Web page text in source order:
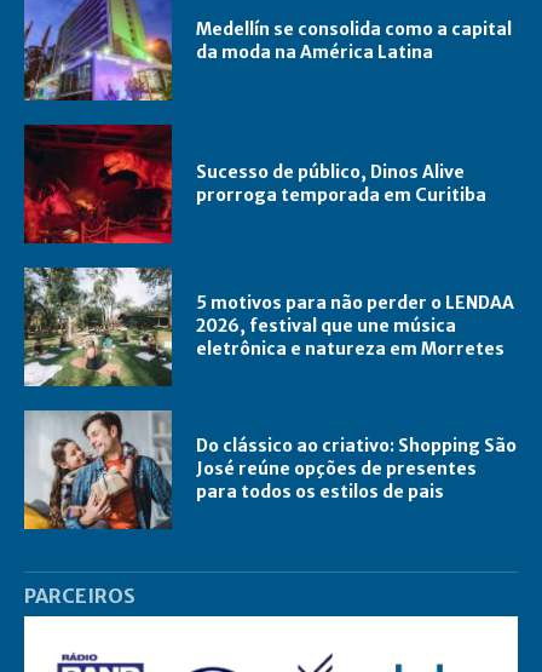
Medellín se consolida como a capital
da moda na América Latina
Sucesso de público, Dinos Alive
prorroga temporada em Curitiba
5 motivos para não perder o LENDAA
2026, festival que une música
eletrônica e natureza em Morretes
Do clássico ao criativo: Shopping São
José reúne opções de presentes
para todos os estilos de pais
PARCEIROS